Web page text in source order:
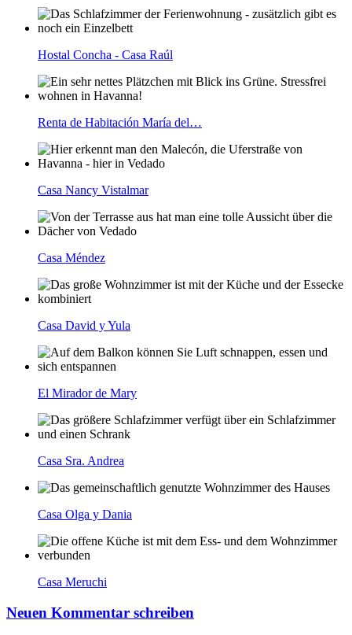
Hostal Concha - Casa Raúl
Renta de Habitación María del…
Casa Nancy Vistalmar
Casa Méndez
Casa David y Yula
El Mirador de Mary
Casa Sra. Andrea
Casa Olga y Dania
Casa Meruchi
Neuen Kommentar schreiben